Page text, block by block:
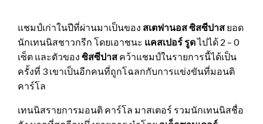
แชมป์เก่าในปีที่ผ่านมาเป็นของ สเตฟานอส ซิสซีปาส ยอด
นักเทนนิสชาวกรีก โดยเอาชนะ แคสเปอร์ รูดไปได้ 2 – 0
เซ็ต และตัวของ ซิสซีปาส คว้าแชมป์ในรายการนี้ได้เป็น
ครั้งที่ 3 เขาเป็นอีกคนที่ถูกโฉลกกับการแข่งขันที่มอนติ
คาร์โล
เทนนิสรายการมอนติ คาร์โล มาสเตอร์ รวมนักเทนนิสชื่อ